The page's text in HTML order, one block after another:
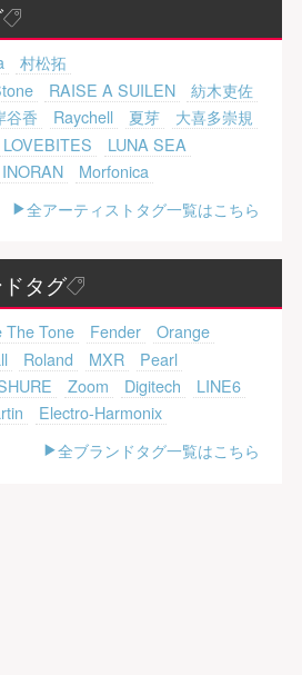
村松拓
RAISE A SUILEN
紡木吏佐
谷香 Raychell 夏芽
大喜多崇規
LOVEBITES
LUNA SEA
INORAN
Morfonica
全アーティストタグ一覧はこちら
タグ
The Tone Fender
Orange
Roland MXR
Pearl
Zoom Digitech
LINE6
Electro-Harmonix
全ブランドタグ一覧はこちら